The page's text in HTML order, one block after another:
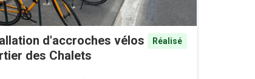
d'accroches vélos
des Chalets
Réalisé